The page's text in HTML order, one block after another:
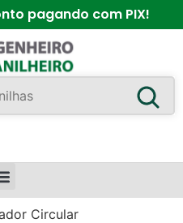
pagando com PIX!
Circular